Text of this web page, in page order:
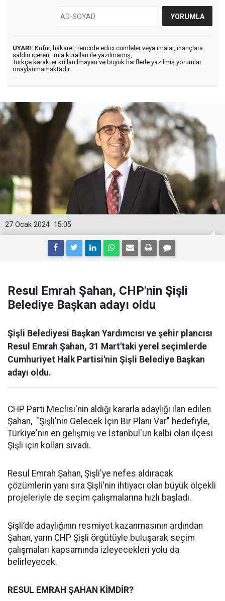
UYARI: Küfür, hakaret, rencide edici cümleler veya imalar, inançlara
saldırı içeren, imla kuralları ile yazılmamış,
Türkçe karakter kullanılmayan ve büyük harflerle yazılmış yorumlar
onaylanmamaktadır.
15:05
27 Ocak 2024
Resul Emrah Şahan, CHP'nin Şişli
Belediye Başkan adayı oldu
Şişli Belediyesi Başkan Yardımcısı ve şehir plancısı
Resul Emrah Şahan, 31 Mart'taki yerel seçimlerde
Cumhuriyet Halk Partisi'nin Şişli Belediye Başkan
adayı oldu.
CHP Parti Meclisi'nin aldığı kararla adaylığı ilan edilen
Şahan, "Şişli'nin Gelecek İçin Bir Planı Var" hedefiyle,
Türkiye'nin en gelişmiş ve İstanbul'un kalbi olan ilçesi
Şişli için kolları sıvadı.
Resul Emrah Şahan, Şişli'ye nefes aldıracak
çözümlerin yanı sıra Şişli'nin ihtiyacı olan büyük ölçekli
projeleriyle de seçim çalışmalarına hızlı başladı.
Şişli’de adaylığının resmiyet kazanmasının ardından
Şahan, yarın CHP Şişli örgütüyle buluşarak seçim
çalışmaları kapsamında izleyecekleri yolu da
belirleyecek.
RESUL EMRAH ŞAHAN KİMDİR?